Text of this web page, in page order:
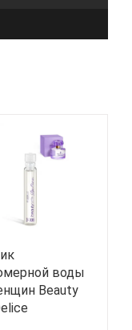
воды
Beauty